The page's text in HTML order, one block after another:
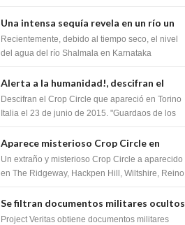
m...
Una intensa sequía revela en un río un
impresionante hallazgo de miles de
Shiva Lingas
Recientemente, debido al tiempo seco, el nivel
del agua del río Shalmala en Karnataka
Shiv...
Alerta a la humanidad!, descifran el
mensaje del Crop Circle de Torino ,Italia
Descifran el Crop Circle que apareció en Torino
Italia el 23 de junio de 2015. "Guardaos de los
Aparece misterioso Crop Circle en
Reino Unido 23 de junio 2016
Un extraño y misterioso Crop Circle a aparecido
en The Ridgeway, Hackpen Hill, Wiltshire, Reino
Se filtran documentos militares ocultos
que muestran la intención de los NIH de
Project Veritas obtiene documentos militares